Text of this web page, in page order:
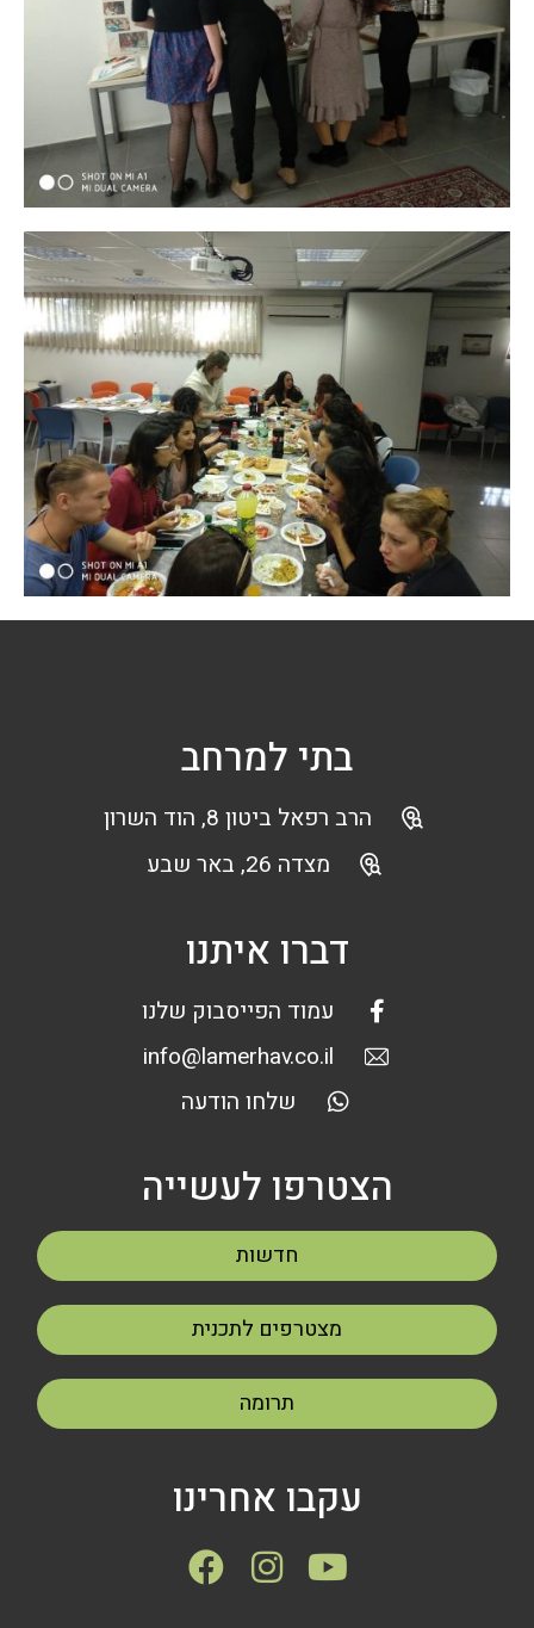
בתי למרחב
הרב רפאל ביטון 8, הוד השרון
מצדה 26, באר שבע
דברו איתנו
עמוד הפייסבוק שלנו
info@lamerhav.co.il
שלחו הודעה
הצטרפו לעשייה
חדשות
מצטרפים לתכנית
תרומה
עקבו אחרינו